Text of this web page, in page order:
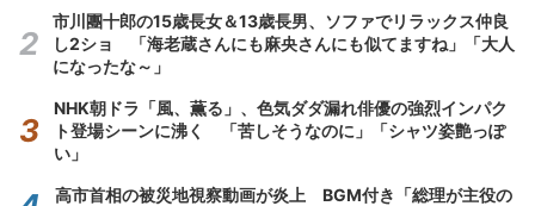
市川團十郎の15歳長女＆13歳長男、ソファでリラックス仲良
し2ショ 「海老蔵さんにも麻央さんにも似てますね」「大人
になったな～」
NHK朝ドラ「風、薫る」、色気ダダ漏れ俳優の強烈インパク
ト登場シーンに沸く 「苦しそうなのに」「シャツ姿艶っぽ
い」
高市首相の被災地視察動画が炎上 BGM付き「総理が主役の